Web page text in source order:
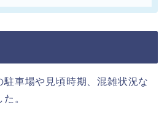
車場や見頃時期、混雑状況な
。